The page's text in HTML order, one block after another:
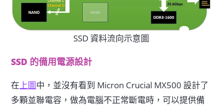
SSD 資料流向示意圖
SSD 的備用電源設計
在上圖中，並沒有看到 Micron Crucial MX500 設計了
多顆並聯電容，做為電腦不正常斷電時，可以提供備